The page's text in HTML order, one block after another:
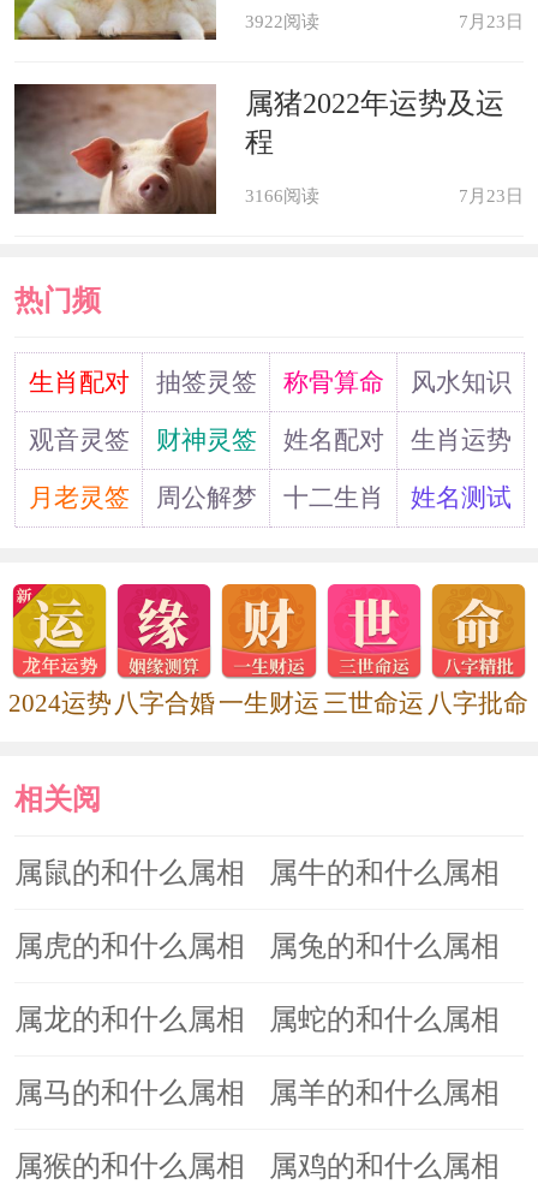
3922阅读 7月23日
属猪2022年运势及运
程
3166阅读 7月23日
热门频
道生肖配对 抽签灵签 称骨算命
风水知识
观音灵签
财神灵签 姓名配对
生肖运势
月老灵签
周公解梦 十二生肖 姓名测试
2024运势 八字合婚一生财运三世命运 八字批命
相关阅
读
属鼠的和什么属相
最配
属牛的和什么属相
最配
属虎的和什么属相
最配
属兔的和什么属相
最配
属龙的和什么属相
最配
属蛇的和什么属相
最配
属马的和什么属相
最配
属羊的和什么属相
最配
属猴的和什么属相 属鸡的和什么属相